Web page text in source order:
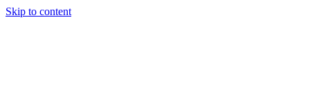
Skip to content